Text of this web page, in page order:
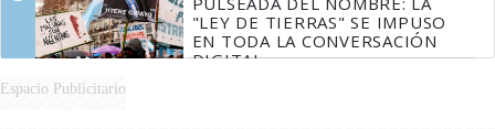
"LEY DE TIERRAS" SE IMPUSO
EN TODA LA CONVERSACIÓN
DIGITAL
Espacio Publicitario